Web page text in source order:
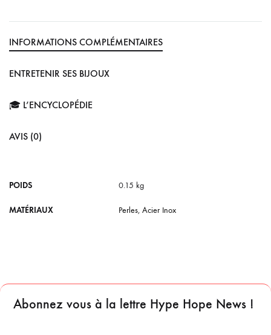
INFORMATIONS COMPLÉMENTAIRES
ENTRETENIR SES BIJOUX
🎓 L’ENCYCLOPÉDIE
AVIS (0)
POIDS 0.15 kg
MATÉRIAUX Perles, Acier Inox
Abonnez vous à la lettre Hype Hope News !